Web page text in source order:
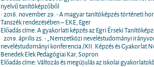
nyelvű tanítóképzőből
• 2018. november 29. - A magyar tanítóképzés történeti
Tanszék rendezésében – EKE, Eger
Előadás címe: A gyakorlati képzés az Egri Érseki
• 2019. április 25. - „Nemzetközi neveléstudományi
neveléstudományi konferencia /XII. Képzés és Gyakorlat
Benedek Elek Pedagógiai Kar, Sopron
Előadás címe: Változás és megújulás az iskolai